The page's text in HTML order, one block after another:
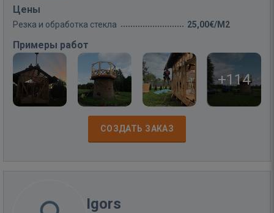
Цены
Резка и обработка стекла 25,00€/M2
Примеры работ
+114
СОЗДАТЬ ЗАКАЗ
Igors